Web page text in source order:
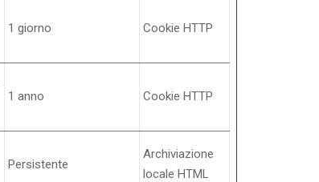
1 giorno Cookie HTTP
1 anno Cookie HTTP
Persistente
Archiviazione
locale HTML